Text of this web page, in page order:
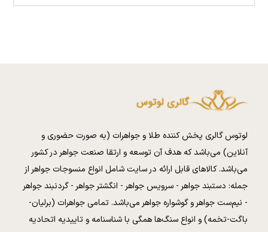
لوتوس گالری پخش کننده طلا و جواهرات (به صورت حضوری و
آنلاین) می‌باشد که هدف آن توسعه و ارتقا صنعت جواهر در کشور
می‌باشد. کالا‌های قابل ارائه در سایت شامل انواع منسوجات جواهر از
جمله: دستبند جواهر - سرویس جواهر - انگشتر جواهر - گردنبند جواهر
- نیم‌ست جواهر و گوشواره جواهر می‌باشد. تمامی جواهرات (برلیان-
باگت-تخمه) و انواع سنگ‌ها همگی با شناسنامه و تاییدیه اتحادیه